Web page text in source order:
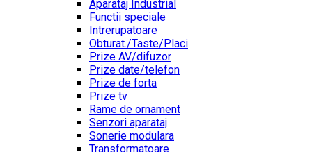
Aparataj Industrial
Functii speciale
Intrerupatoare
Obturat./Taste/Placi
Prize AV/difuzor
Prize date/telefon
Prize de forta
Prize tv
Rame de ornament
Senzori aparataj
Sonerie modulara
Transformatoare